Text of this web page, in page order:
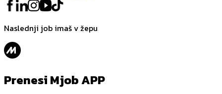
Naslednji job imaš v žepu
Prenesi Mjob APP